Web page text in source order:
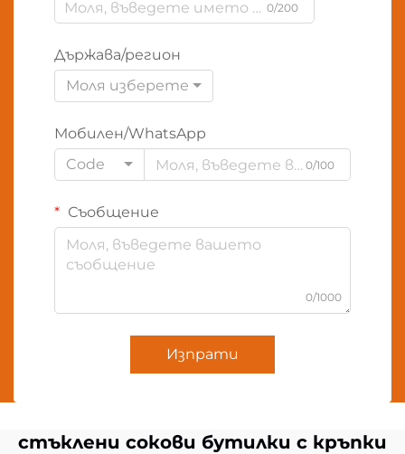
0/200
Държава/регион
Моля изберете
Мобилен/WhatsApp
Code
0/100
Съобщение
0/1000
Изпрати
стъклени сокови бутилки с кръпки